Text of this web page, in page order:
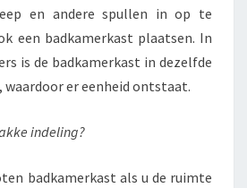
en andere spullen in op te
een badkamerkast plaatsen. In
is de badkamerkast in dezelfde
er eenheid ontstaat.
indeling?
badkamerkast als u de ruimte